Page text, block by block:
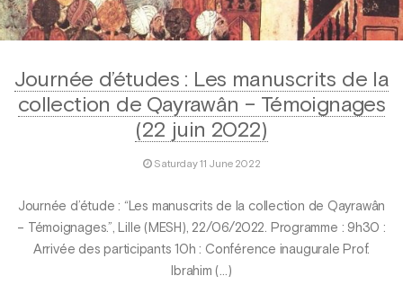
Journée d’études : Les manuscrits de la
collection de Qayrawân – Témoignages
(22 juin 2022)
Saturday 11 June 2022
Journée d’étude : “Les manuscrits de la collection de Qayrawân
– Témoignages.”, Lille (MESH), 22/06/2022. Programme : 9h30 :
Arrivée des participants 10h : Conférence inaugurale Prof.
Ibrahim (…)